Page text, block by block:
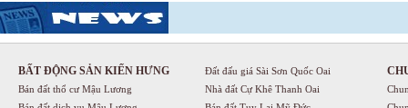
BẤT ĐỘNG SẢN KIẾN HƯNG
Bán đất thổ cư Mậu Lương
Đất đấu giá Sài Sơn Quốc Oai
Nhà đất Cự Khê Thanh Oai